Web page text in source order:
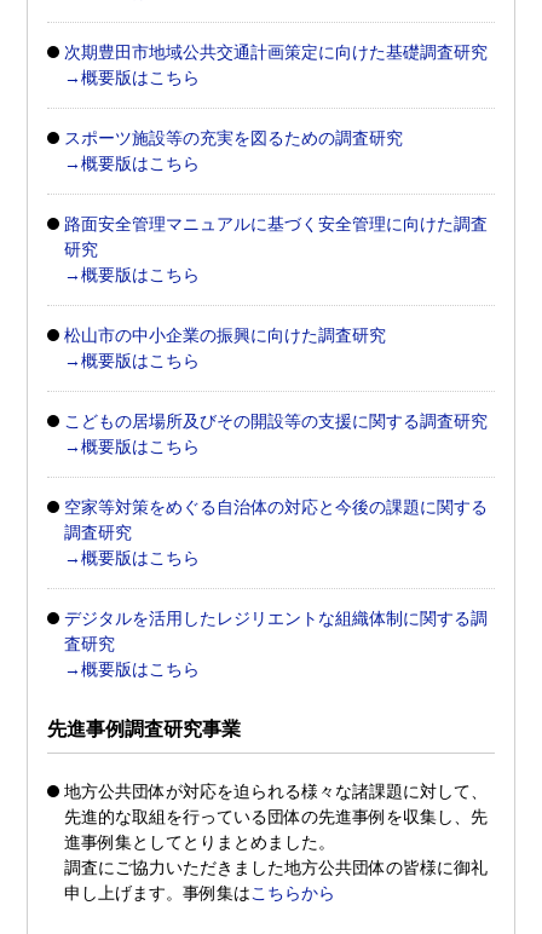
次期豊田市地域公共交通計画策定に向けた基礎調査研究
→概要版はこちら
スポーツ施設等の充実を図るための調査研究
→概要版はこちら
路面安全管理マニュアルに基づく安全管理に向けた調査
研究
→概要版はこちら
松山市の中小企業の振興に向けた調査研究
→概要版はこちら
こどもの居場所及びその開設等の支援に関する調査研究
→概要版はこちら
空家等対策をめぐる自治体の対応と今後の課題に関する
調査研究
→概要版はこちら
デジタルを活用したレジリエントな組織体制に関する調
査研究
→概要版はこちら
先進事例調査研究事業
地方公共団体が対応を迫られる様々な諸課題に対して、
先進的な取組を行っている団体の先進事例を収集し、先
進事例集としてとりまとめました。
調査にご協力いただきました地方公共団体の皆様に御礼
申し上げます。事例集はこちらから